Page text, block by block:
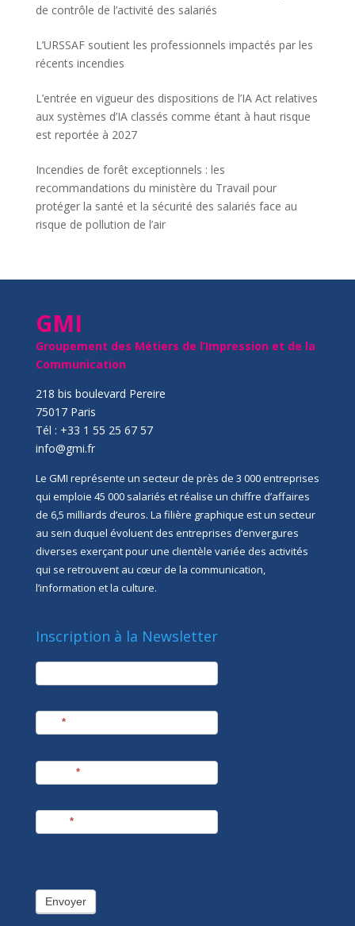
de contrôle de l’activité des salariés
L’URSSAF soutient les professionnels impactés par les
récents incendies
L’entrée en vigueur des dispositions de l’IA Act relatives
aux systèmes d’IA classés comme étant à haut risque
est reportée à 2027
Incendies de forêt exceptionnels : les
recommandations du ministère du Travail pour
protéger la santé et la sécurité des salariés face au
risque de pollution de l’air
GMI
Groupement des Métiers de l’Impression et de la
Communication
218 bis boulevard Pereire
75017 Paris
Tél : +33 1 55 25 67 57
info@gmi.fr
Le GMI représente un secteur de près de 3 000 entreprises
qui emploie 45 000 salariés et réalise un chiffre d’affaires
de 6,5 milliards d’euros. La filière graphique est un secteur
au sein duquel évoluent des entreprises d’envergures
diverses exerçant pour une clientèle variée des activités
qui se retrouvent au cœur de la communication,
l’information et la culture.
Inscription à la Newsletter
newsletter
*
*
*
Envoyer